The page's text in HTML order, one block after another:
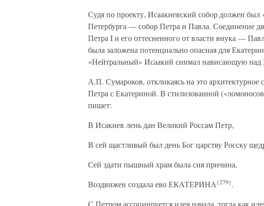
Судя по проекту, Исаакиевский собор должен был
Петербурга — собор Петра и Павла. Соединение
Петра I и его оттесненного от власти внука —
была заложена потенциально опасная для
«Нейтральный» Исаакий снимал нависающую над
А.П. Сумароков, откликаясь на это архитектурное
Петра с Екатериной. В стилизованной
пишет:
В Исакиев лень дан Великий Россам Петр,
В сей щастливый был день Бог царству Росску
Сей здати пышный храм была сия причина,
Воздвижен создала ево ЕКАТЕРИНА{279}.
С Петром ассоциируется идея начала, тогда как